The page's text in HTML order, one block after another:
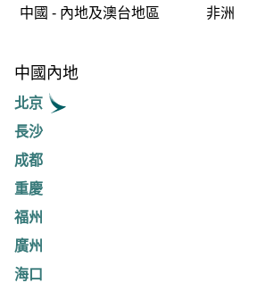
中國 - 內地及澳台地區 非洲
中國內地
北京
長沙
成都
重慶
福州
廣州
海口